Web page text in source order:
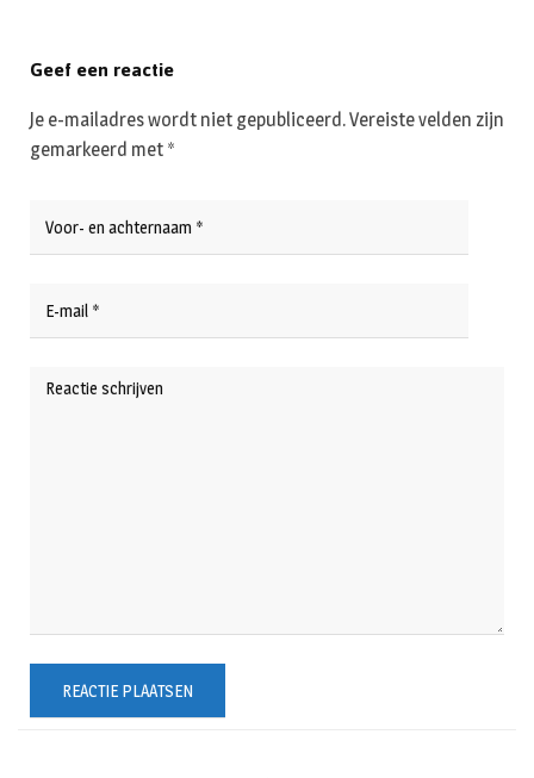
Geef een reactie
Je e-mailadres wordt niet gepubliceerd.Vereiste velden zijn
gemarkeerd met *